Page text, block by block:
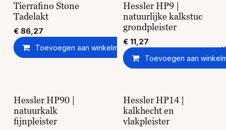
Tierrafino Stone
Tadelakt
€ 86,27
Toevoegen aan winkelmandje Toevoegen aan
Hessler HP9 |
natuurlijke kalkstuc
grondpleister
€ 11,27
Toevoegen aan
Hessler HP90 |
natuurkalk
fijnpleister
Hessler HP14 |
kalkhecht en
vlakpleister